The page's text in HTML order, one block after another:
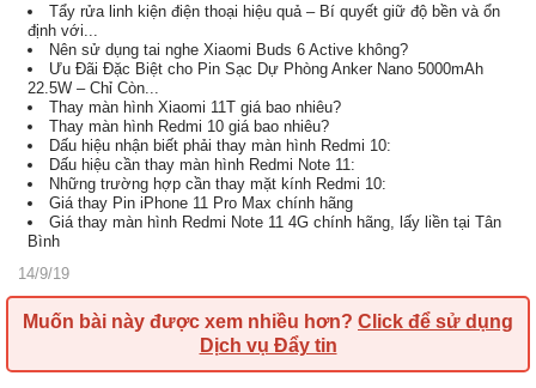
Tẩy rửa linh kiện điện thoại hiệu quả – Bí quyết giữ độ bền và ổn
định với...
Nên sử dụng tai nghe Xiaomi Buds 6 Active không?
Ưu Đãi Đặc Biệt cho Pin Sạc Dự Phòng Anker Nano 5000mAh
22.5W – Chỉ Còn...
Thay màn hình Xiaomi 11T giá bao nhiêu?
Thay màn hình Redmi 10 giá bao nhiêu?
Dấu hiệu nhận biết phải thay màn hình Redmi 10:
Dấu hiệu cần thay màn hình Redmi Note 11:
Những trường hợp cần thay mặt kính Redmi 10:
Giá thay Pin iPhone 11 Pro Max chính hãng
Giá thay màn hình Redmi Note 11 4G chính hãng, lấy liền tại Tân
Bình
14/9/19
Muốn bài này được xem nhiều hơn? Click để sử dụng
Dịch vụ Đẩy tin